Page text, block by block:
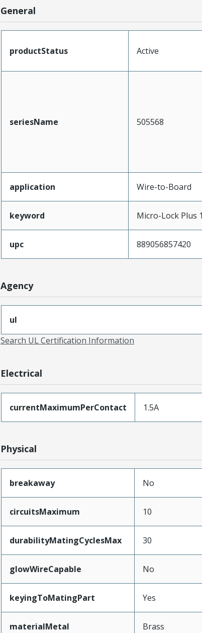
General
productStatus Active
seriesName 505568
application Wire-to-Board
keyword Micro-Lock Plus
upc 889056857420
Agency
ul
Search UL Certification Information
Electrical
currentMaximumPerContact 1.5A
Physical
breakaway No
circuitsMaximum 10
durabilityMatingCyclesMax 30
glowWireCapable No
keyingToMatingPart Yes
materialMetal Brass